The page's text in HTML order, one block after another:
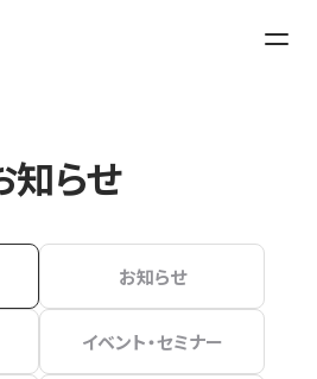
知らせ
お知らせ
イベント・セミナー